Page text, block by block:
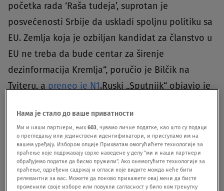
početka rada ‘Raša tudeja’, suprotan je
posvećenosti Srbije da uskladi spoljnu politiku sa
EU. Zemlja koja je ozbiljan kandidat za članstvo u
EU ne treba da bude centar za širenje
dezinformacija Kremlja“, poručio je Bilčik na
Tviteru, a preneo je N1.Ruski „Sputnjik“ objavio je
srpskom jeziku.Savet EU je u martu odlučio da
obustavi distribuciju ruskih državanih medija
„Raša tudej“ i „Sputnjik“ na teritoriji cele EU. Kako
su preneli mediji, sankcije pokrivaju sva sredstva
za prenos i distribuciju, kao što su kablovska,
Нама је стало до ваше приватности
Ми и наши партнери, њих603, чувамо личне податке, као што су подаци
о прегледању или јединствени идентификатори, и приступамо им на
вашем уређају. Избором опције Прихватам омогућићете технологије за
праћење које подржавају сврхе наведене у делу "ми и наши партнери
обрађујемо податке да бисмо пружили". Ако онемогућите технологије за
праћење, одређени садржај и огласи које видите можда неће бити
релевантни за вас. Можете да поново прикажете овај мени да бисте
променили своје изборе или повукли сагласност у било ком тренутку